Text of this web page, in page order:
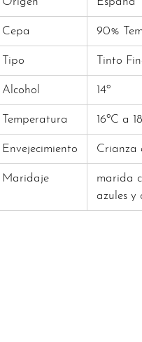
Cepa 90%
Tipo Tinto
Alcohol 14º
Temperatura 16ºC a
Envejecimiento Crianza
Maridaje
marida
azules y